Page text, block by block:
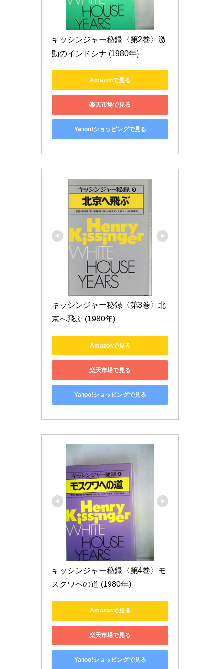
キッシンジャー秘録〈第2巻〉激
動のインドシナ (1980年)
Amazonで見る
楽天市場で見る
Yahoo!ショッピングで見る
キッシンジャー秘録〈第3巻〉北
京へ飛ぶ (1980年)
Amazonで見る
楽天市場で見る
Yahoo!ショッピングで見る
キッシンジャー秘録〈第4巻〉モ
スクワへの道 (1980年)
Amazonで見る
楽天市場で見る
Yahoo!ショッピングで見る